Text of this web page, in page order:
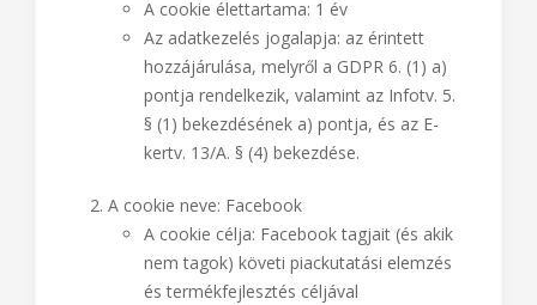
A cookie élettartama: 1 év
Az adatkezelés jogalapja: az érintett
hozzájárulása, melyről a GDPR 6. (1) a)
pontja rendelkezik, valamint az Infotv. 5.
§ (1) bekezdésének a) pontja, és az E-
kertv. 13/A. § (4) bekezdése.
A cookie neve: Facebook
A cookie célja: Facebook tagjait (és akik
nem tagok) követi piackutatási elemzés
és termékfejlesztés céljával